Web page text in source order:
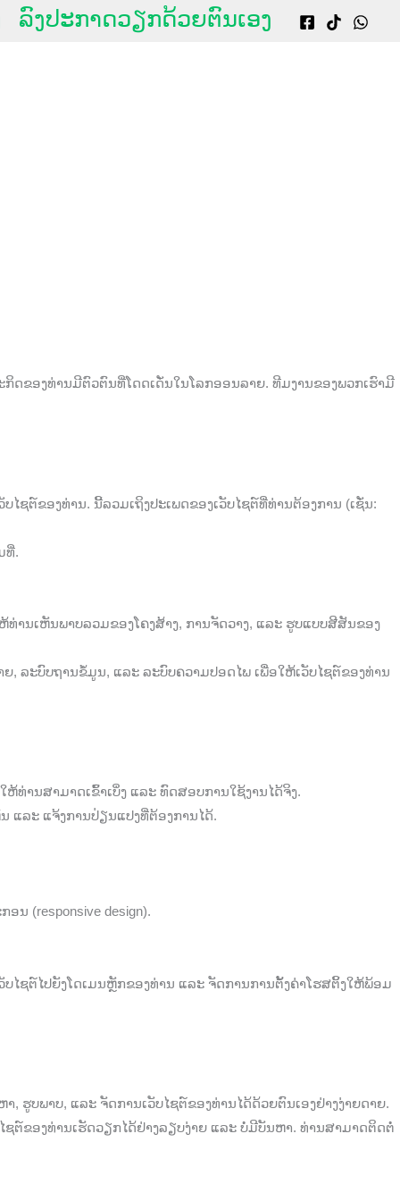
ລົງປະກາດວຽກດ້ວຍຕົນເອງ
ດຂອງທ່ານມີຕົວຕົນທີ່ໂດດເດັ່ນໃນໂລກອອນລາຍ. ທີມງານຂອງພວກເຮົາມີ
ຊຕ໌ຂອງທ່ານ. ນີ້ລວມເຖິງປະເພດຂອງເວັບໄຊຕ໌ທີ່ທ່ານຕ້ອງການ (ເຊັ່ນ:
ທີ່.
ທ່ານເຫັນພາບລວມຂອງໂຄງສ້າງ, ການຈັດວາງ, ແລະ ຮູບແບບສີສັນຂອງ
, ລະບົບຖານຂໍ້ມູນ, ແລະ ລະບົບຄວາມປອດໄພ ເພື່ອໃຫ້ເວັບໄຊຕ໌ຂອງທ່ານ
ທ່ານສາມາດເຂົ້າເບິ່ງ ແລະ ທົດສອບການໃຊ້ງານໄດ້ຈິງ.
ແລະ ແຈ້ງການປ່ຽນແປງທີ່ຕ້ອງການໄດ້.
ນ (responsive design).
ໄຊຕ໌ໄປຍັງໂດເມນຫຼັກຂອງທ່ານ ແລະ ຈັດການການຕັ້ງຄ່າໂຮສຕິ້ງໃຫ້ພ້ອມ
ຮູບພາບ, ແລະ ຈັດການເວັບໄຊຕ໌ຂອງທ່ານໄດ້ດ້ວຍຕົນເອງຢ່າງງ່າຍດາຍ.
ຕ໌ຂອງທ່ານເຮັດວຽກໄດ້ຢ່າງລຽບງ່າຍ ແລະ ບໍ່ມີບັນຫາ. ທ່ານສາມາດຕິດຕໍ່